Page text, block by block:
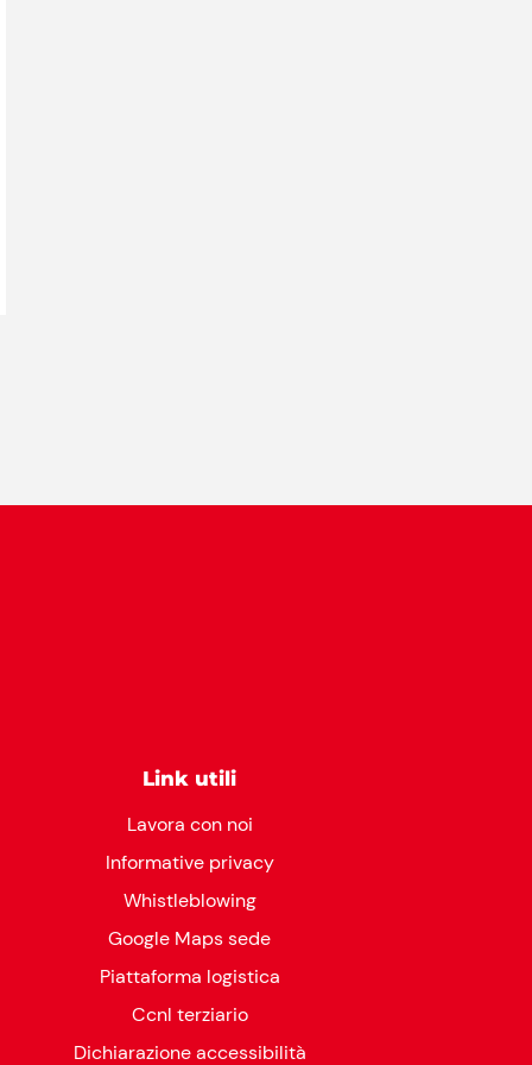
Link utili
Lavora con noi
Informative privacy
Whistleblowing
Google Maps sede
Piattaforma logistica
Ccnl terziario
Dichiarazione accessibilità